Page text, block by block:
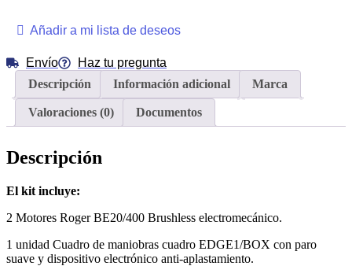
BE20/400
para
hojas
hasta
cantidad
Añadir a mi lista de deseos
Envío
Haz tu pregunta
Descripción
Información adicional Marca
Valoraciones (0) Documentos
Descripción
El kit incluye:
2 Motores Roger BE20/400 Brushless electromecánico.
1 unidad Cuadro de maniobras cuadro EDGE1/BOX con paro
suave y dispositivo electrónico anti-aplastamiento.